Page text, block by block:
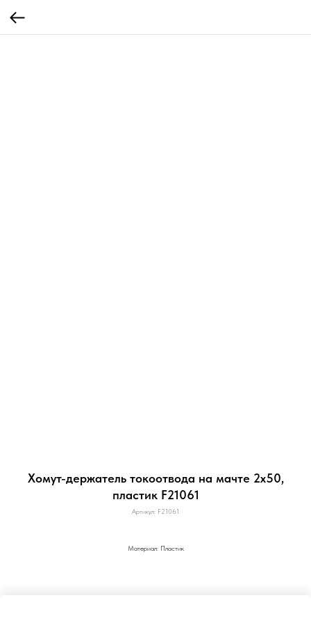
Хомут-держатель токоотвода на мачте 2х50,
пластик F21061
Артикул: F21061
Материал: Пластик